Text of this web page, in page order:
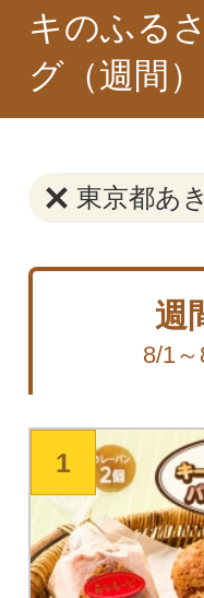
キのふる
グ（週間）
東京都あ
週
8/1
1